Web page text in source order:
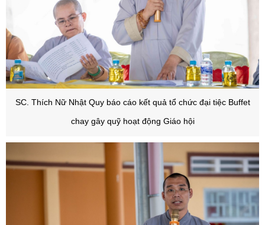
SC. Thích Nữ Nhật Quy báo cáo kết quả tổ chức đại tiệc Buffet
chay gây quỹ hoạt động Giáo hội